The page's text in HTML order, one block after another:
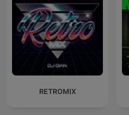
RETROMIX